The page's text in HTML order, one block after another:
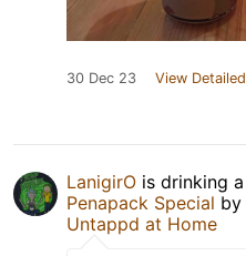
30 Dec 23 View
LanigirO is drinking a
Penapack Special by
Untappd at Home